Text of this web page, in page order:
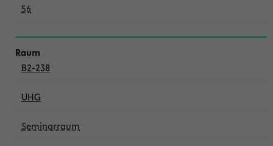
56
B2-238
UHG
Seminarraum